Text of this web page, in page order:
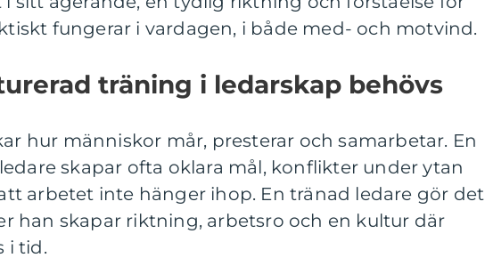
fungerar i vardagen, i både med- och motvind.
träning i ledarskap behövs
hur människor mår, presterar och samarbetar. En
skapar ofta oklara mål, konflikter under ytan
arbetet inte hänger ihop. En tränad ledare gör det
han skapar riktning, arbetsro och en kultur där
i tid.